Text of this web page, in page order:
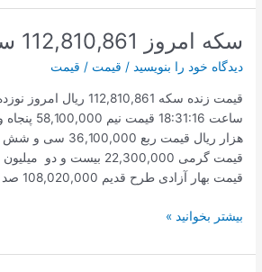
امروز
۱۴۰۰/۵/۲۰
ساعت
12:33
سکه امروز 112,810,861 ساعت 18:31
دیدگاه‌ خود را بنویسید / قیمت / قیمت
قیمت زنده سکه
ساعت
هزار ریال قیمت ربع
قیمت گرمی 22,300,000 بیست
قیمت بهار آزادی طرح قدیم 108,020,000 صد و هشت میلیون
سکه
112,810,861
بیشتر بخوانید »